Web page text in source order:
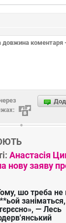
Анастасія
нову заяву
шо треба не
— Лесь